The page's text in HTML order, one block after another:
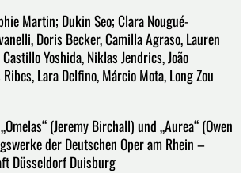
Martin; Dukin Seo; Clara Nougué-
Doris Becker, Camilla Agraso, Lauren
Yoshida, Niklas Jendrics, João
Lara Delfino, Márcio Mota, Long Zou
(Jeremy Birchall) und „Aurea“ (Owen
der Deutschen Oper am Rhein –
Düsseldorf Duisburg